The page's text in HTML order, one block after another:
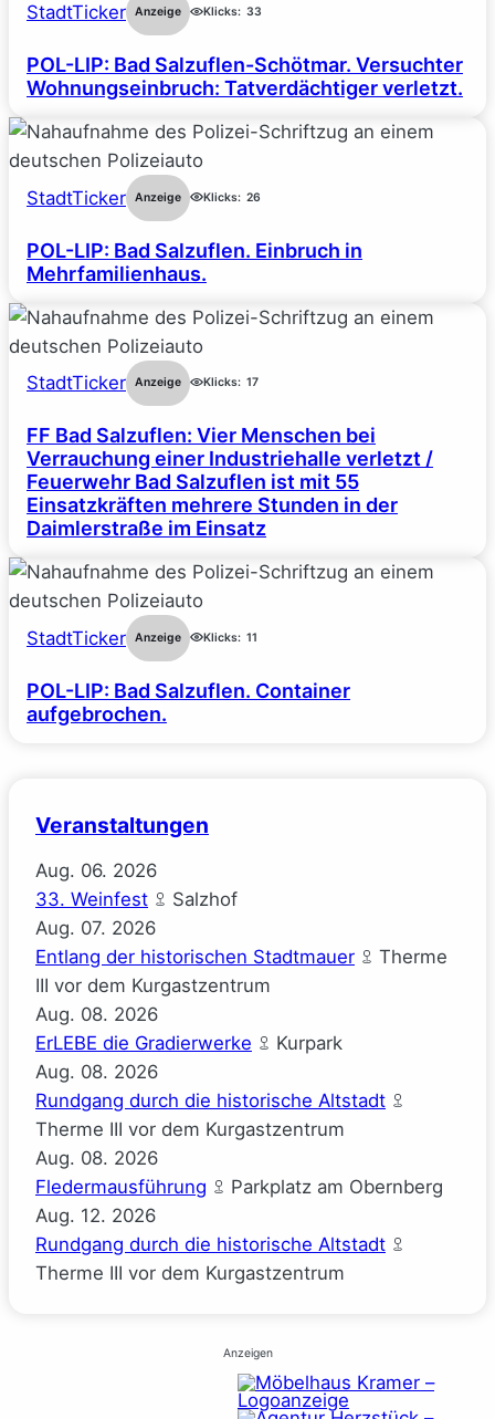
StadtTicker Anzeige Klicks: 33
POL-LIP: Bad Salzuflen-Schötmar. Versuchter
Wohnungseinbruch: Tatverdächtiger verletzt.
StadtTicker Anzeige Klicks: 26
POL-LIP: Bad Salzuflen. Einbruch in
Mehrfamilienhaus.
StadtTicker Anzeige Klicks: 17
FF Bad Salzuflen: Vier Menschen bei
Verrauchung einer Industriehalle verletzt /
Feuerwehr Bad Salzuflen ist mit 55
Einsatzkräften mehrere Stunden in der
Daimlerstraße im Einsatz
StadtTicker Anzeige Klicks: 11
POL-LIP: Bad Salzuflen. Container
aufgebrochen.
Veranstaltungen
Aug. 06. 2026
33. Weinfest
Salzhof
Aug. 07. 2026
Entlang der historischen Stadtmauer
Therme
III vor dem Kurgastzentrum
Aug. 08. 2026
ErLEBE die Gradierwerke
Kurpark
Aug. 08. 2026
Rundgang durch die historische Altstadt
Therme III vor dem Kurgastzentrum
Aug. 08. 2026
Fledermausführung
Parkplatz am Obernberg
Aug. 12. 2026
Rundgang durch die historische Altstadt
Therme III vor dem Kurgastzentrum
Anzeigen